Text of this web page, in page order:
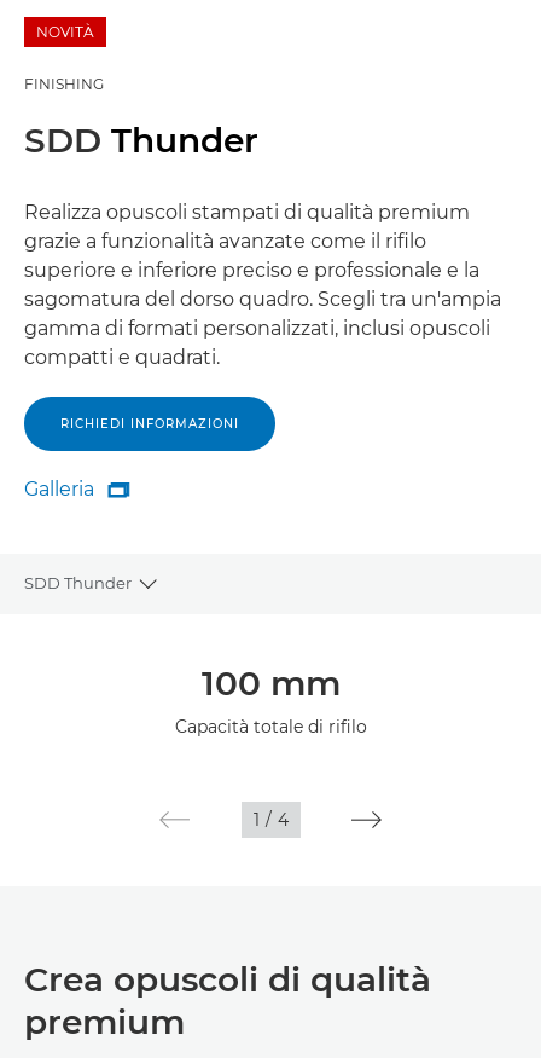
NOVITÀ
FINISHING
SDD Thunder
Realizza opuscoli stampati di qualità premium
grazie a funzionalità avanzate come il rifilo
superiore e inferiore preciso e professionale e la
sagomatura del dorso quadro. Scegli tra un'ampia
gamma di formati personalizzati, inclusi opuscoli
compatti e quadrati.
RICHIEDI INFORMAZIONI
Galleria
Galleria

SDD Thunder
Toggle breadcrumbs
100 mm
Capacità totale di rifilo
1 / 4
Crea opuscoli di qualità
premium